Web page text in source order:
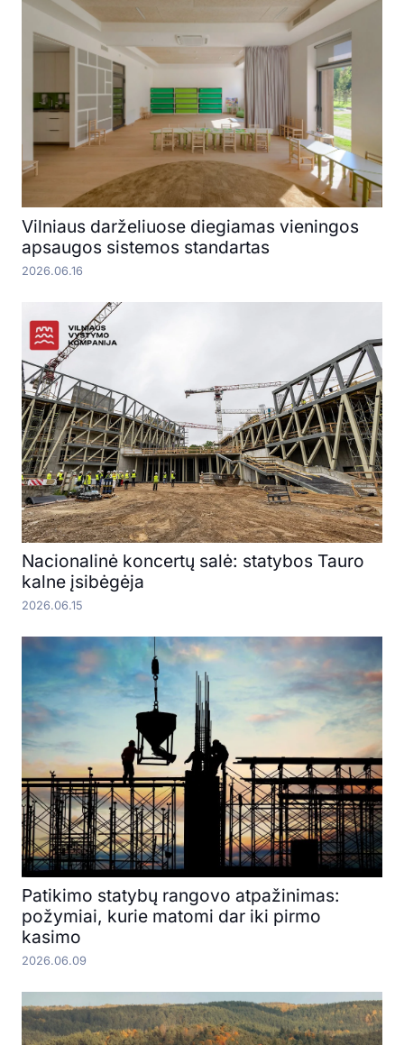
Vilniaus darželiuose diegiamas vieningos
apsaugos sistemos standartas
2026.06.16
Nacionalinė koncertų salė: statybos Tauro
kalne įsibėgėja
2026.06.15
Patikimo statybų rangovo atpažinimas:
požymiai, kurie matomi dar iki pirmo
kasimo
2026.06.09